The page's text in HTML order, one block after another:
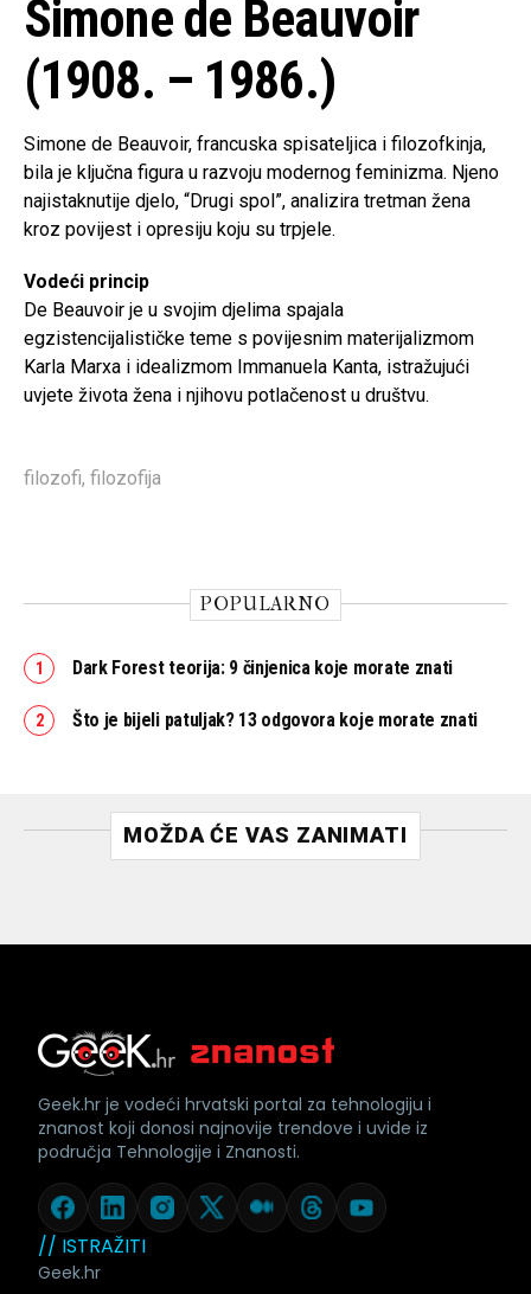
Simone de Beauvoir
(1908. – 1986.)
Simone de Beauvoir, francuska spisateljica i filozofkinja,
bila je ključna figura u razvoju modernog feminizma. Njeno
najistaknutije djelo, “Drugi spol”, analizira tretman žena
kroz povijest i opresiju koju su trpjele.
Vodeći princip
De Beauvoir je u svojim djelima spajala
egzistencijalističke teme s povijesnim materijalizmom
Karla Marxa i idealizmom Immanuela Kanta, istražujući
uvjete života žena i njihovu potlačenost u društvu.
filozofi, filozofija
POPULARNO
Dark Forest teorija: 9 činjenica koje morate znati
Što je bijeli patuljak? 13 odgovora koje morate znati
MOŽDA ĆE VAS ZANIMATI
// ISTRAŽITI
Geek.hr
Geek.hr je vodeći hrvatski portal za tehnologiju i
znanost koji donosi najnovije trendove i uvide iz
područja Tehnologije i Znanosti.